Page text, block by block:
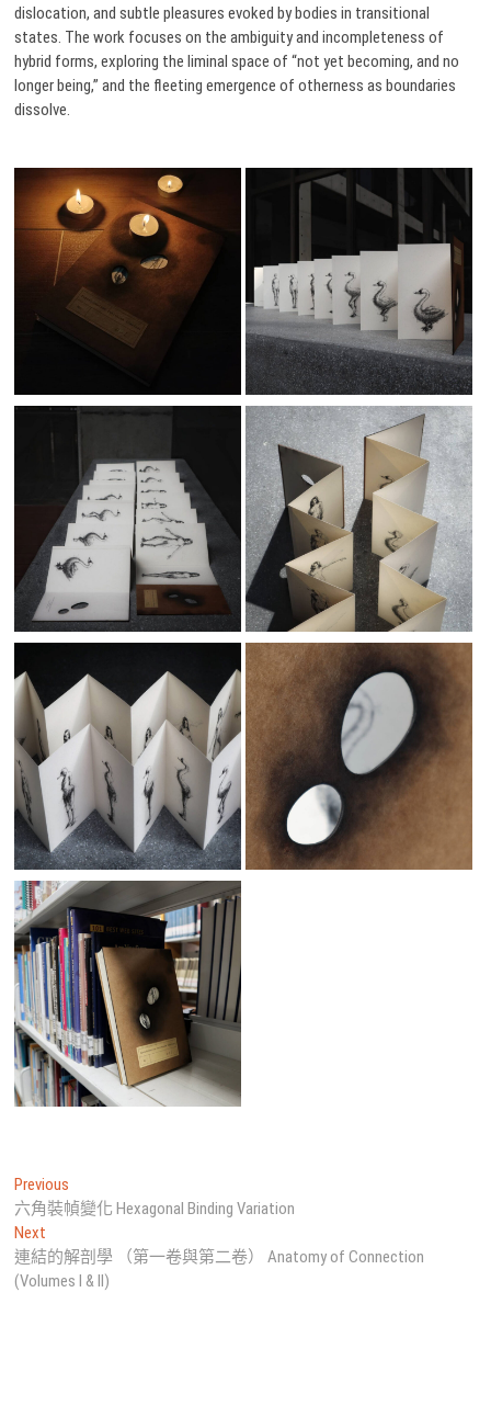
dislocation, and subtle pleasures evoked by bodies in transitional
states. The work focuses on the ambiguity and incompleteness of
hybrid forms, exploring the liminal space of “not yet becoming, and no
longer being,” and the fleeting emergence of otherness as boundaries
dissolve.
文
章
導
覽
Previous
post:
六角裝幀變化 Hexagonal Binding Variation
Next
post:
連結的解剖學 （第一卷與第二卷） Anatomy of Connection
(Volumes I & II)